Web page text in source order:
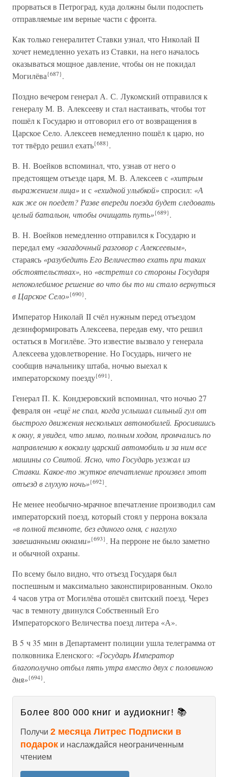
прорваться в Петроград, куда должны были подоспеть
отправляемые им верные части с фронта.
Как только генералитет Ставки узнал, что Николай II
хочет немедленно уехать из Ставки, на него началось
оказываться мощное давление, чтобы он не покидал
Могилёва{687}.
Поздно вечером генерал А. С. Лукомский отправился к
генералу М. В. Алексееву и стал настаивать, чтобы тот
пошёл к Государю и отговорил его от возвращения в
Царское Село. Алексеев немедленно пошёл к царю, но
тот твёрдо решил ехать{688}.
В. Н. Воейков вспоминал, что, узнав от него о
предстоящем отъезде царя, М. В. Алексеев с «хитрым
выражением лица»и с «ехидной улыбкой»спросил: «А
как же он поедет? Разве впереди поезда будет следовать
целый батальон, чтобы очищать путь»{689}.
В. Н. Воейков немедленно отправился к Государю и
передал ему «загадочный разговор с Алексеевым»,
стараясь «разубедить Его Величество ехать при таких
обстоятельствах», но «встретил со стороны Государя
непоколебимое решение во что бы то ни стало вернуться
в Царское Село»{690}.
Император Николай II счёл нужным перед отъездом
дезинформировать Алексеева, передав ему, что решил
остаться в Могилёве. Это известие вызвало у генерала
Алексеева удовлетворение. Но Государь, ничего не
сообщив начальнику штаба, ночью выехал к
императорскому поезду{691}.
Генерал П. К. Кондзеровский вспоминал, что ночью 27
февраля он «ещё не спал, когда услышал сильный гул от
быстрого движения нескольких автомобилей. Бросившись
к окну, я увидел, что мимо, полным ходом, промчались по
направлению к вокзалу царский автомобиль и за ним все
машины со Свитой. Ясно, что Государь уезжал из
Ставки. Какое-то жуткое впечатление произвел этот
отъезд в глухую ночь»{692}.
Не менее необычно-мрачное впечатление производил сам
императорский поезд, который стоял у перрона вокзала
«в полной темноте, без единого огня, с наглухо
завешанными окнами»{693}. На перроне не было заметно
и обычной охраны.
По всему было видно, что отъезд Государя был
поспешным и максимально законспирированным. Около
4 часов утра от Могилёва отошёл свитский поезд. Через
час в темноту двинулся Собственный Его
Императорского Величества поезд литера «А».
В 5 ч 35 мин в Департамент полиции ушла телеграмма от
полковника Еленского: «Государь Император
благополучно отбыл пять утра вместо двух с половиною
дня»{694}.
Более 800 000 книг и аудиокниг! 📚
Получи 2 месяца Литрес Подписки в
подарок и наслаждайся неограниченным
чтением